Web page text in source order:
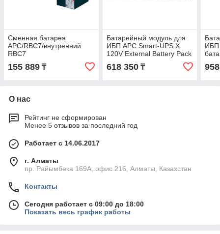
Сменная батарея
APC/RBC7/внутренний
RBC7
155 889 ₸
Батарейный модуль для
ИБП APC Smart-UPS X
120V External Battery Pack
Rack/Tower Product
SMX120BP
618 350₸
ИБП
О нас
Рейтинг не сформирован
Менее 5 отзывов за последний год
Работает с 14.06.2017
г. Алматы
пр. Райымбека 169А, офис 216, Алматы, Казахстан
Контакты
Сегодня работает с 09:00 до 18:00
Показать весь график работы